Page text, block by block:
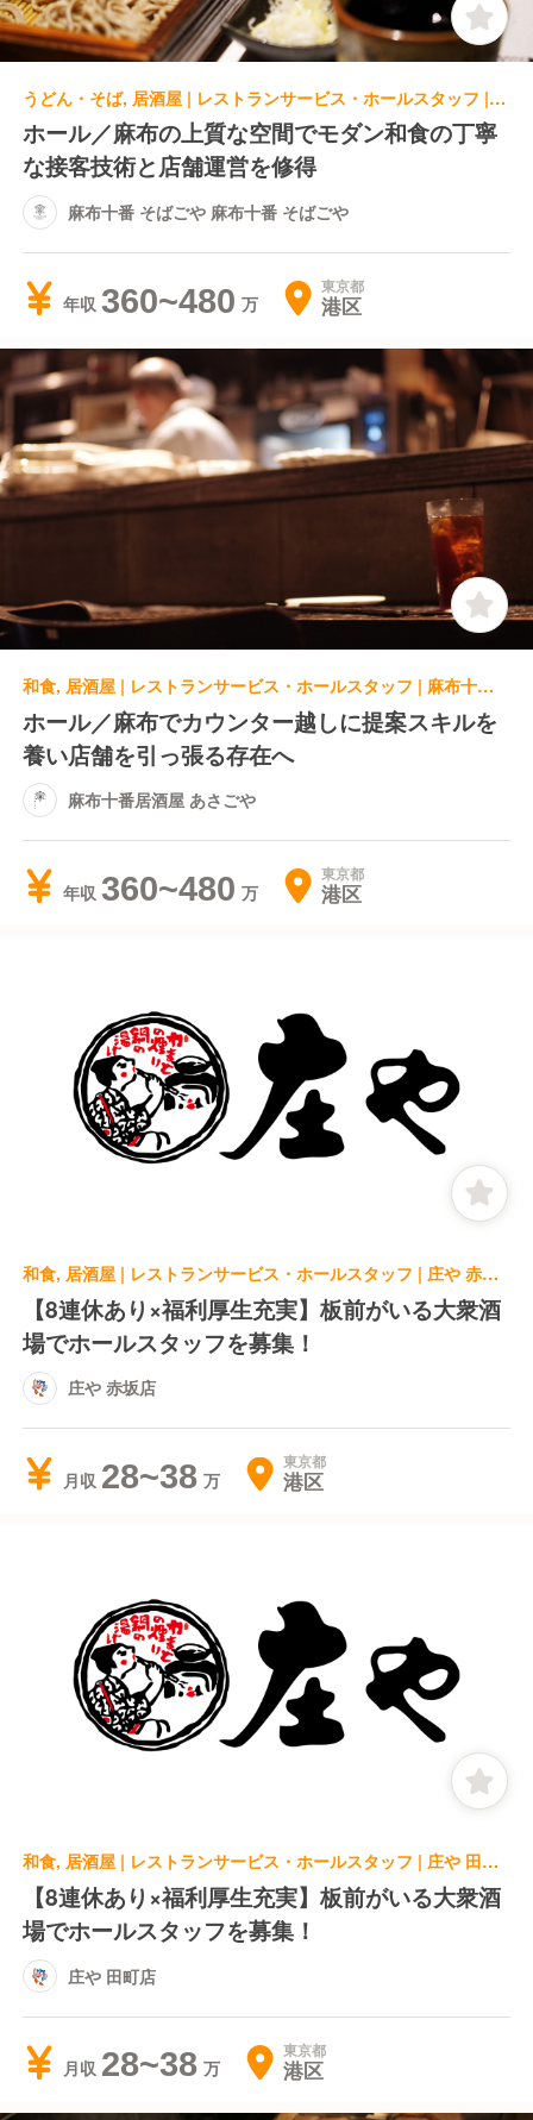
うどん・そば, 居酒屋 | レストランサービス・ホールスタッフ | 麻布十番 そばごや 麻布十番 そばごや
ホール／麻布の上質な空間でモダン和食の丁寧
な接客技術と店舗運営を修得
麻布十番 そばごや 麻布十番 そばごや
年収 360~480 東京都
港区
和食, 居酒屋 | レストランサービス・ホールスタッフ | 麻布十番居酒屋 あさごや
ホール／麻布でカウンター越しに提案スキルを
養い店舗を引っ張る存在へ
麻布十番居酒屋 あさごや
年収 360~480 東京都
港区
和食, 居酒屋 | レストランサービス・ホールスタッフ | 庄や 赤坂店
【8連休あり×福利厚生充実】板前がいる大衆酒
場でホールスタッフを募集！
庄や 赤坂店
月収 28~38 東京都
港区
和食, 居酒屋 | レストランサービス・ホールスタッフ | 庄や 田町店
【8連休あり×福利厚生充実】板前がいる大衆酒
場でホールスタッフを募集！
庄や 田町店
月収 28~38 東京都
港区